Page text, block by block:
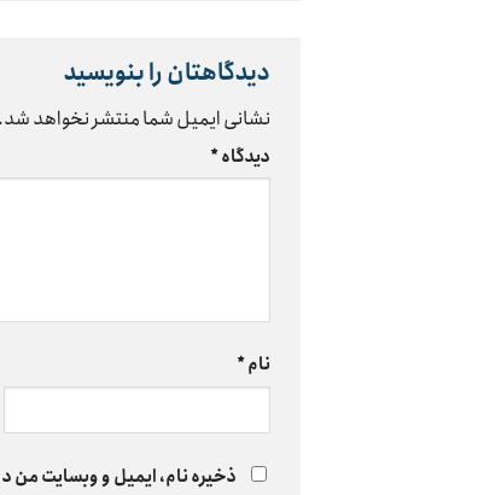
دیدگاهتان را بنویسید
نشانی ایمیل شما منتشر نخواهد شد.
دیدگاه*
نام*
ذخیره نام، ایمیل و وبسایت من